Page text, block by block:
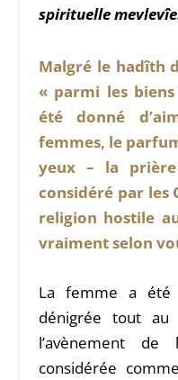
spirituelle
Malgré le hadîth
« parmi les
été donné
femmes, le
yeux – la
considéré par les
religion hostile
vraiment selon
La femme a
dénigrée tout au
l’avènement de
considérée